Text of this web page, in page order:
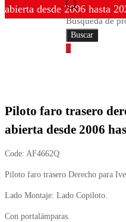
Búsqueda de
Buscar
0
abierta desde 2006 hasta
Piloto faro trasero
abierta desde 2006
Code: AF4662Q
Piloto faro trasero Derecho para
Lado Montaje: Lado Copiloto.
Con portalámparas.